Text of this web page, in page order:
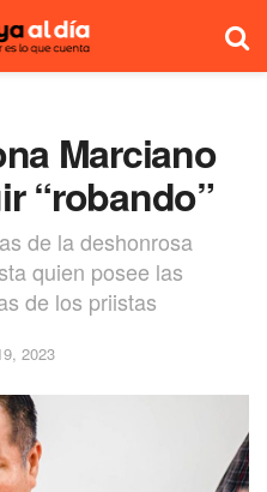
Marciano
“robando”
de la deshonrosa
quien posee las
de los priistas
2023